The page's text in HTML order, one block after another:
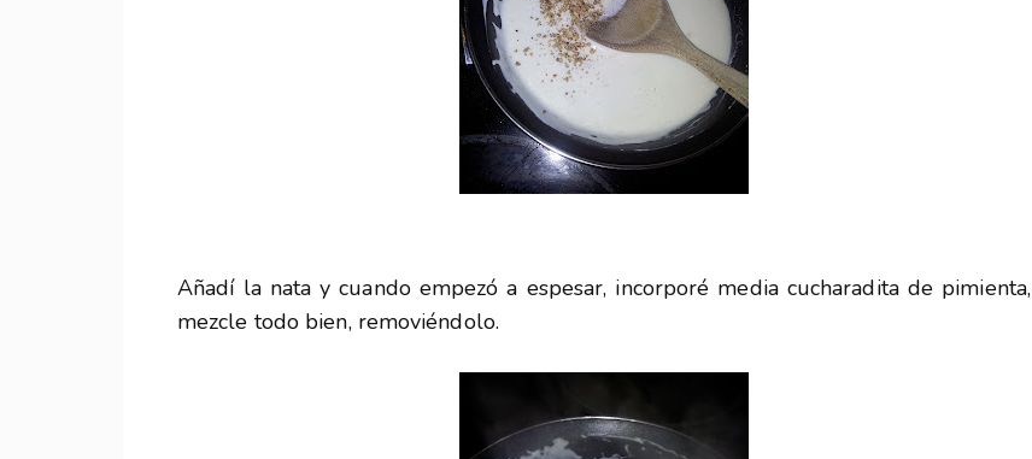
Añadí la nata y cuando empezó a espesar, incorporé media cucharadita de pimienta,
mezcle todo bien, removiéndolo.